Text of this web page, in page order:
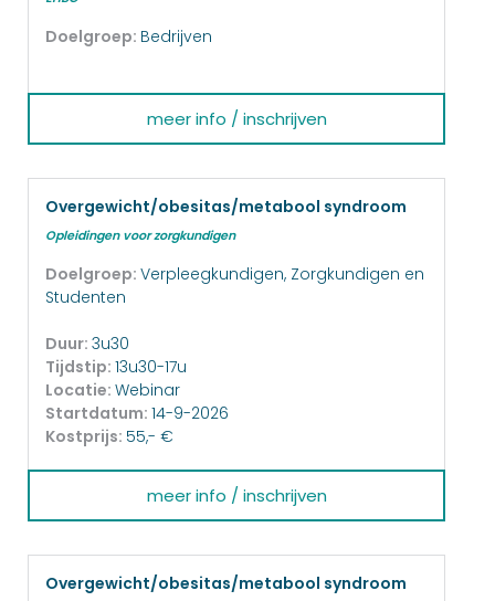
Doelgroep: Bedrijven
meer info / inschrijven
Overgewicht/obesitas/metabool syndroom
Opleidingen voor zorgkundigen
Doelgroep: Verpleegkundigen, Zorgkundigen en
Studenten
Duur: 3u30
Tijdstip: 13u30-17u
Locatie: Webinar
Startdatum: 14-9-2026
Kostprijs: 55,- €
meer info / inschrijven
Overgewicht/obesitas/metabool syndroom